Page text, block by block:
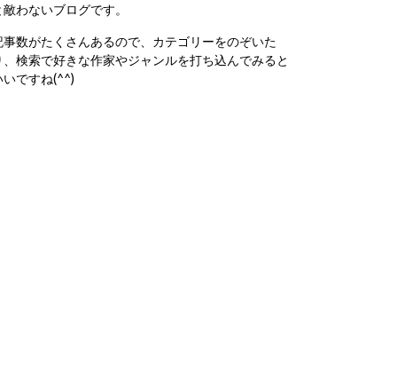
敵わないブログです。
事数がたくさんあるので、カテゴリーをのぞいた
、検索で好きな作家やジャンルを打ち込んでみると
いですね(^^)